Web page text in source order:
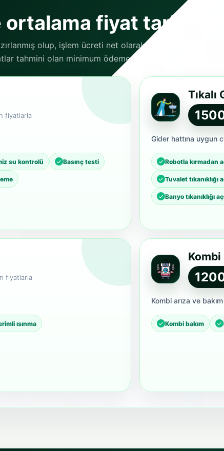
fiyat tarifesi
olup, işlem ücreti net olarak danışanlarımız
tahmini olan minimum ödeme tutarlarıdır.
fiyatlarla
su kontrolü Basınç testi
Tıkalı
Gider hattına uygun
Robotla kırmadan
Tuvalet tıkanıklığı
Banyo tıkanıklığı
fiyatlarla
ısınma
Kombi arıza ve
Kombi bakım